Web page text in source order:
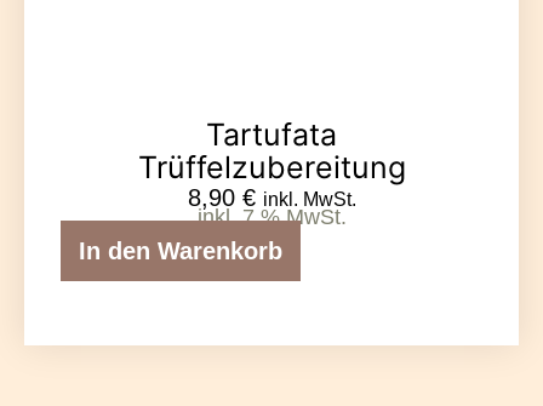
Tartufata
Trüffelzubereitung
8,90 € inkl. MwSt.
inkl. 7 % MwSt.
In den Warenkorb